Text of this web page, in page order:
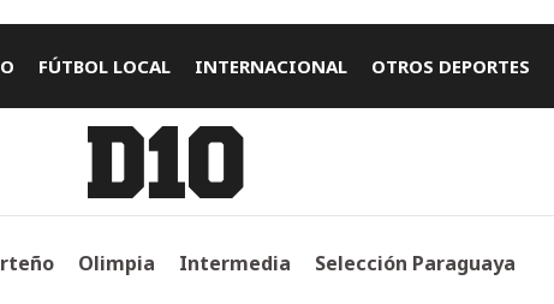
FÚTBOL LOCAL INTERNACIONAL OTROS DEPORTES
Olimpia Intermedia Selección Paraguaya